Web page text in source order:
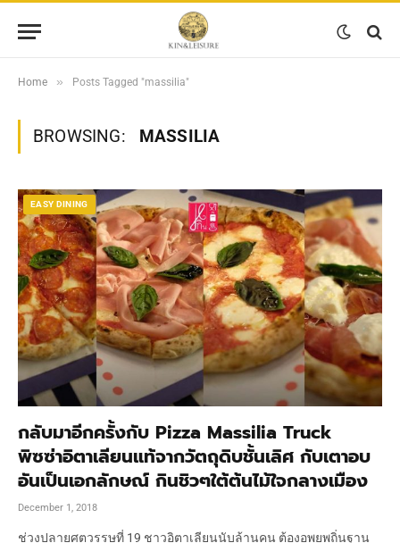
Home » Posts Tagged "massilia"
BROWSING: MASSILIA
EASY DINING
กลับมาอีกครั้งกับ Pizza Massilia Truck
พิซซ่าอิตาเลียนแท้จากวัตถุดิบชั้นเลิศ กับเตาอบ
อันเป็นเอกลักษณ์ กินชิวๆใต้ต้นไม้ใจกลางเมือง
December 1, 2018
ช่วงปลายศตวรรษที่ 19 ชาวอิตาเลียนนับล้านคน ต้องอพยพถิ่นฐาน